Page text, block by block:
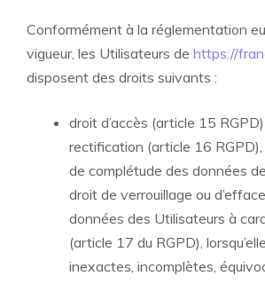
Conformément à la réglementation
vigueur, les Utilisateurs de https://
disposent des droits suivants :
droit d’accès (article 15
rectification (article 16 RGPD),
de complétude des données
droit de verrouillage ou
données des Utilisateurs à
(article 17 du RGPD),
inexactes, incomplètes,